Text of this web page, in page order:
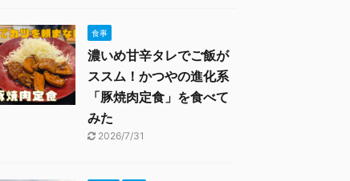
食事
濃いめ甘辛タレでご飯が
ススム！かつやの進化系
「豚焼肉定食」を食べて
みた
2026/7/31